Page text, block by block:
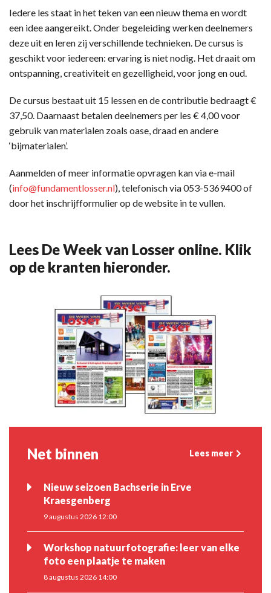
Iedere les staat in het teken van een nieuw thema en wordt
een idee aangereikt. Onder begeleiding werken deelnemers
deze uit en leren zij verschillende technieken. De cursus is
geschikt voor iedereen: ervaring is niet nodig. Het draait om
ontspanning, creativiteit en gezelligheid, voor jong en oud.
De cursus bestaat uit 15 lessen en de contributie bedraagt €
37,50. Daarnaast betalen deelnemers per les € 4,00 voor
gebruik van materialen zoals oase, draad en andere
‘bijmaterialen’.
Aanmelden of meer informatie opvragen kan via e-mail
(info@fundamentlosser.nl), telefonisch via 053-5369400 of
door het inschrijfformulier op de website in te vullen.
Lees De Week van Losser online. Klik
op de kranten hieronder.
Net binnen Lees meer
Nieuw seizoen Bachserie in Erve
Kraesgenberg
9 augustus 2026 12:00
Workshop natuurfotografie: leer van elke
foto een plaatje te maken
8 augustus 2026 14:00